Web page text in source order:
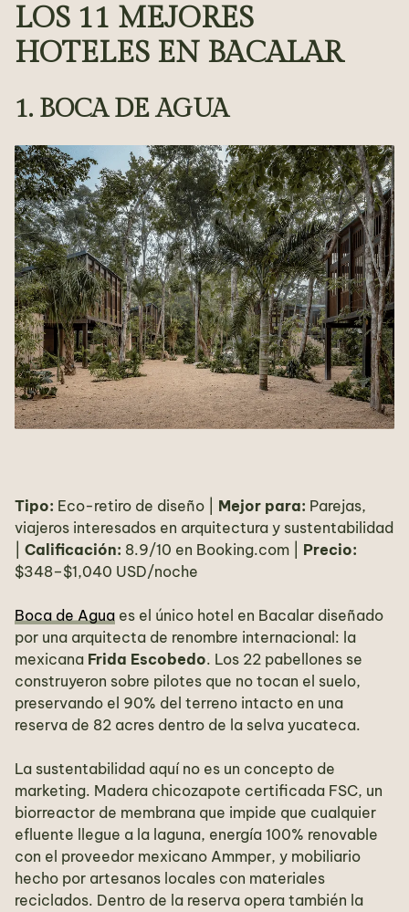
LOS 11 MEJORES
HOTELES EN BACALAR
1. BOCA DE AGUA
Tipo: Eco-retiro de diseño | Mejor para: Parejas,
viajeros interesados en arquitectura y sustentabilidad
Calificación: 8.9/10 en Booking.com | Precio:
$348–$1,040 USD/noche
Boca de Agua es el único hotel en Bacalar diseñado
por una arquitecta de renombre internacional: la
mexicana Frida Escobedo. Los 22 pabellones se
construyeron sobre pilotes que no tocan el suelo,
preservando el 90% del terreno intacto en una
reserva de 82 acres dentro de la selva yucateca.
La sustentabilidad aquí no es un concepto de
marketing. Madera chicozapote certificada FSC, un
biorreactor de membrana que impide que cualquier
efluente llegue a la laguna, energía 100% renovable
con el proveedor mexicano Ammper, y mobiliario
hecho por artesanos locales con materiales
reciclados. Dentro de la reserva opera también la